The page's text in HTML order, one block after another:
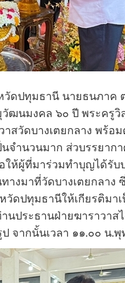
วัดปทุมธานี นายธนภาค
ฒนมงคล ๖๐ ปี พระครูวิ
สวัดบางเตยกลาง พร้อ
จำนวนมาก ส่วบรรยาก
ให้ผู้ที่มาร่วมทำบุญได้รับ
งมาที่วัดบางเตยกลาง
วัดปทุมธานีให้เกียรติมา
นประธานฝ่ายฆาราวาส
จากนั้นเวลา ๑๑.๐๐ น.